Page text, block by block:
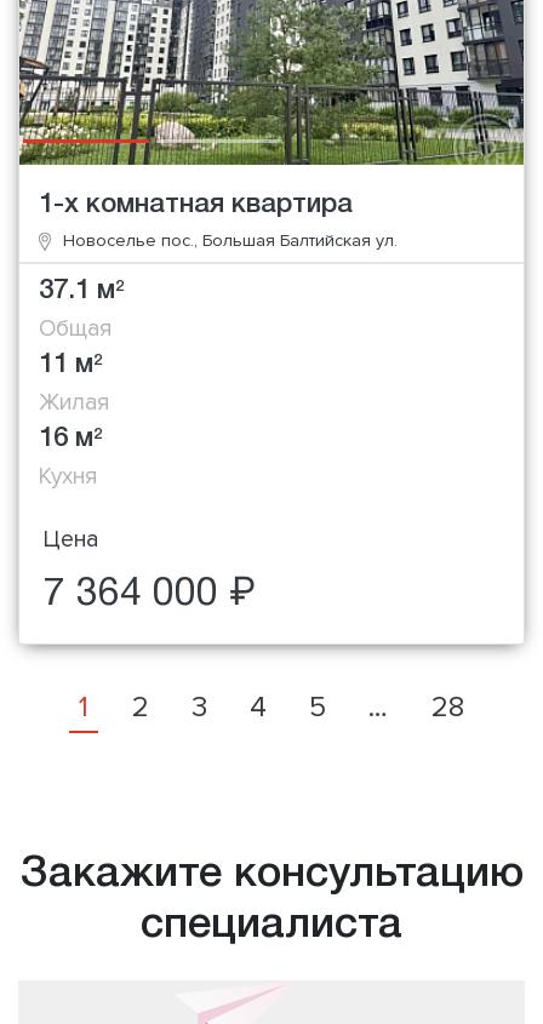
1-х комнатная квартира
Новоселье пос., Большая Балтийская ул.
37.1 м2
Общая
11 м2
Жилая
16 м2
Кухня
Цена
7 364 000 ₽
1 2 3 4 5 … 28
Закажите консультацию
специалиста